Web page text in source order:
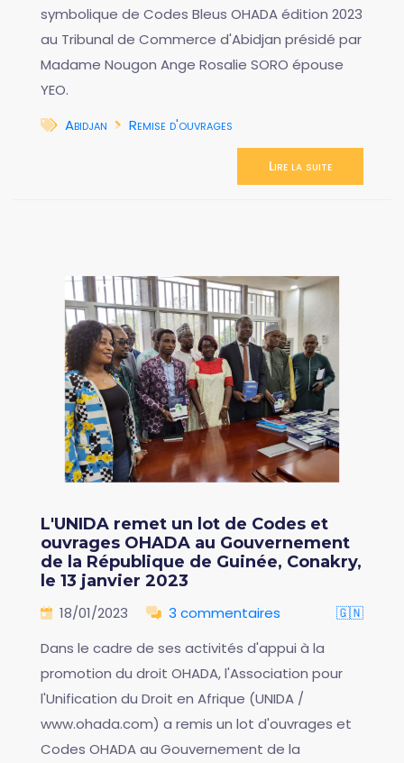
symbolique de Codes Bleus OHADA édition 2023
au Tribunal de Commerce d'Abidjan présidé par
Madame Nougon Ange Rosalie SORO épouse
YEO.
Abidjan
Remise d'ouvrages
Lire la suite
L'UNIDA remet un lot de Codes et
ouvrages OHADA au Gouvernement
de la République de Guinée, Conakry,
le 13 janvier 2023
18/01/2023 3 commentaires
🇬🇳
Dans le cadre de ses activités d'appui à la
promotion du droit OHADA, l'Association pour
l'Unification du Droit en Afrique (UNIDA /
www.ohada.com) a remis un lot d'ouvrages et
Codes OHADA au Gouvernement de la